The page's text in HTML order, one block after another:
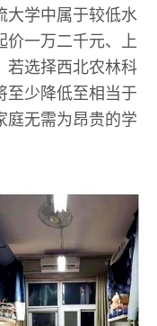
大学中属于较低水
价一万二千元、上
若选择西北农林科
至少降低至相当于
庭无需为昂贵的学